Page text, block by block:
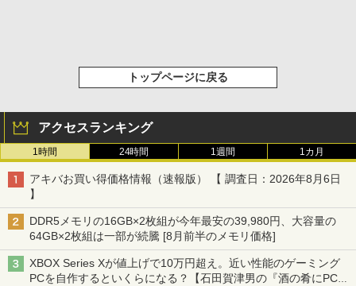
トップページに戻る
アクセスランキング
1時間 24時間 1週間 1カ月
アキバお買い得価格情報（速報版） 【 調査日：2026年8月6日
】
DDR5メモリの16GB×2枚組が今年最安の39,980円、大容量の
64GB×2枚組は一部が続騰 [8月前半のメモリ価格]
XBOX Series Xが値上げで10万円超え。近い性能のゲーミング
PCを自作するといくらになる？【石田賀津男の『酒の肴にPCゲ